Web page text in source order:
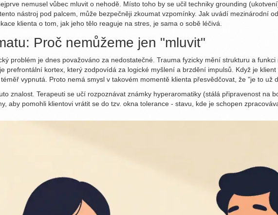
nemusel vůbec mluvit o nehodě. Místo toho by se učil techniky grounding
nástroj pod palcem, může bezpečněji zkoumat vzpomínky. Jak uvádí mezinárodní
klienta o tom, jak jeho tělo reaguje na stres, je sama o sobě léčivá.
Proč nemůžeme jen "mluvit"
problém je dnes považováno za nedostatečné. Trauma fyzicky mění strukturu a
prefrontální kortex, který zodpovídá za logické myšlení a brzdění impulsů. Když je
vypnutá. Proto nemá smysl v takovém momentě klienta přesvědčovat, že "je to už
znalost. Terapeuti se učí rozpoznávat známky hyperaromatiky (stálá připravenost na
aby pomohli klientovi vrátit se do tzv. okna tolerance - stavu, kde je schopen